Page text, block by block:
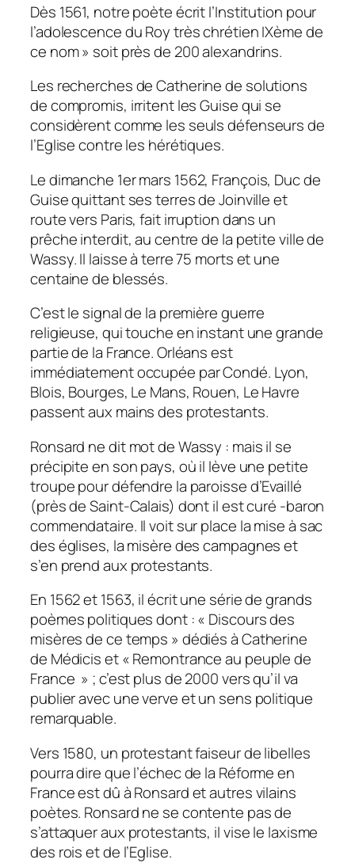
Dès 1561, notre poète écrit l’Institution pour
l’adolescence du Roy très chrétien IXème de
ce nom » soit près de 200 alexandrins.
Les recherches de Catherine de solutions
de compromis, irritent les Guise qui se
considèrent comme les seuls défenseurs de
l’Eglise contre les hérétiques.
Le dimanche 1er mars 1562, François, Duc de
Guise quittant ses terres de Joinville et
route vers Paris, fait irruption dans un
prêche interdit, au centre de la petite ville de
Wassy. Il laisse à terre 75 morts et une
centaine de blessés.
C’est le signal de la première guerre
religieuse, qui touche en instant une grande
partie de la France. Orléans est
immédiatement occupée par Condé. Lyon,
Blois, Bourges, Le Mans, Rouen, Le Havre
passent aux mains des protestants.
Ronsard ne dit mot de Wassy : mais il se
précipite en son pays, où il lève une petite
troupe pour défendre la paroisse d’Evaillé
(près de Saint-Calais) dont il est curé -baron
commendataire. Il voit sur place la mise à sac
des églises, la misère des campagnes et
s’en prend aux protestants.
En 1562 et 1563, il écrit une série de grands
poèmes politiques dont : « Discours des
misères de ce temps » dédiés à Catherine
de Médicis et « Remontrance au peuple de
France » ; c’est plus de 2000 vers qu’il va
publier avec une verve et un sens politique
remarquable.
Vers 1580, un protestant faiseur de libelles
pourra dire que l’échec de la Réforme en
France est dû à Ronsard et autres vilains
poètes. Ronsard ne se contente pas de
s’attaquer aux protestants, il vise le laxisme
des rois et de l’Eglise.